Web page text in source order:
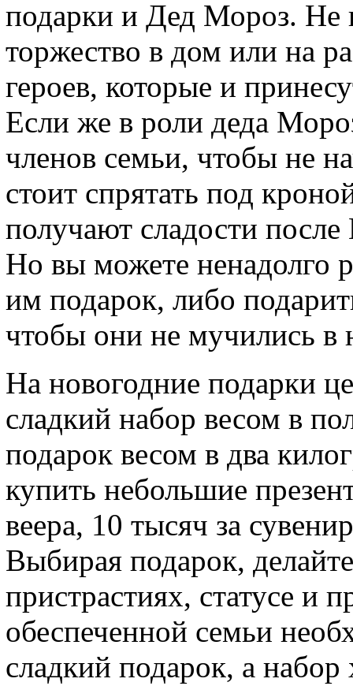
подарки и Дед Мороз. Не
торжество в дом или на
героев, которые и
Если же в роли деда
членов семьи, чтобы не
стоит спрятать под
получают сладости после
Но вы можете ненадолго
им подарок, либо
чтобы они не мучились в
На новогодние подарки
сладкий набор весом в
подарок весом в два
купить небольшие
веера, 10 тысяч за
Выбирая подарок,
пристрастиях, статусе и
обеспеченной семьи
сладкий подарок, а